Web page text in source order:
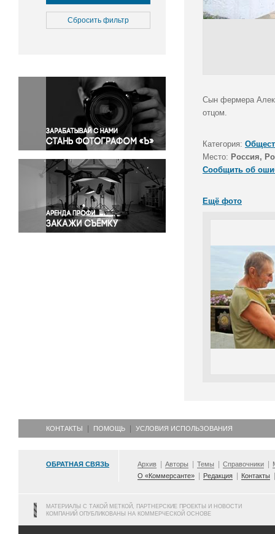
Культура
Медицина
Окружающая среда
Политика
Правосудие
Происшествия и конфликты
Религия
Светская жизнь
Спорт
Экология
Экономика и бизнес
Сбросить фильтр
Сын фермера
отцом.
Категория:
Место: Россия,
Сообщить об
Ещё фото
КОНТАКТЫ ПОМОЩЬ УСЛОВИЯ ИСПОЛЬЗОВАНИЯ
ОБРАТНАЯ СВЯЗЬ Архив Авторы Темы Справочники
О «Коммерсанте»
Редакция Контакты
МАТЕРИАЛЫ С ТАКОЙ МЕТКОЙ, ПАРТНЕРСКИЕ ПРОЕКТЫ И НОВОСТИ
КОМПАНИЙ ОПУБЛИКОВАНЫ НА КОММЕРЧЕСКОЙ ОСНОВЕ